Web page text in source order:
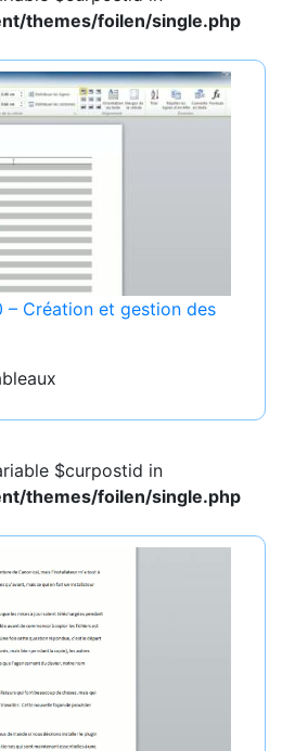
themes/foilen/single.php
– Création et gestion des
$curpostid in
themes/foilen/single.php